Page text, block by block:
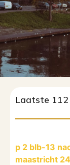
Laatste
p 2 blb-13
maastricht